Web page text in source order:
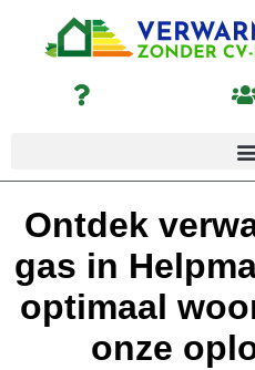
Ontdek
gas in
optimaal
onze